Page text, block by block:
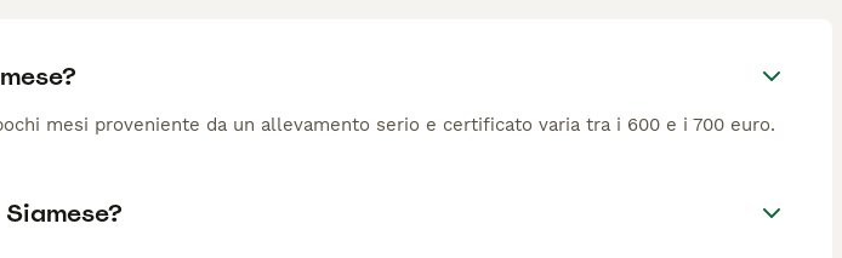
mesi proveniente da un allevamento serio e certificato varia tra i 600 e i 700 euro.